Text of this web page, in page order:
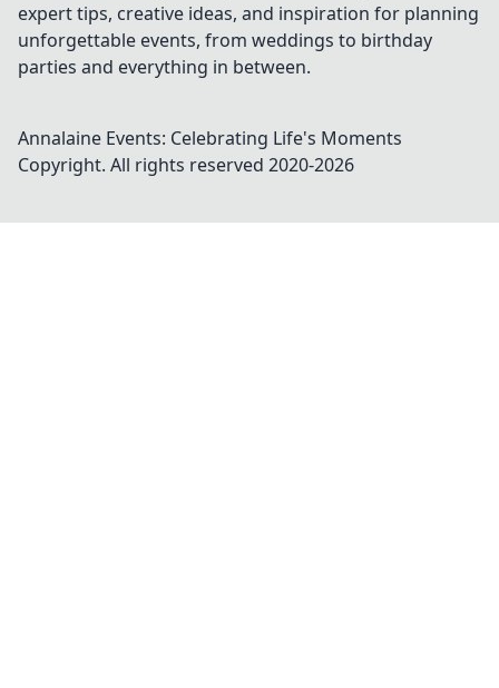
expert tips, creative ideas, and inspiration for planning
unforgettable events, from weddings to birthday
parties and everything in between.
Annalaine Events: Celebrating Life's Moments
Copyright. All rights reserved 2020-2026